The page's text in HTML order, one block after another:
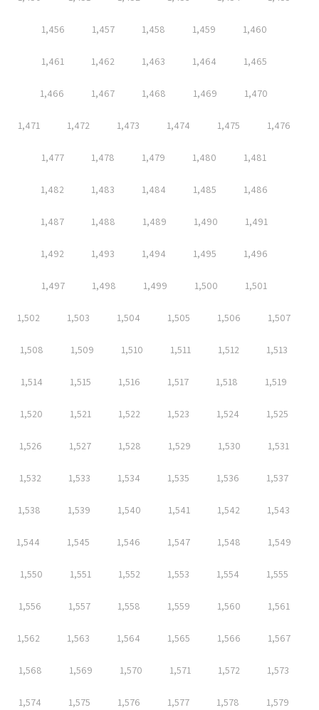
1,456 1,457 1,458 1,459 1,460
1,461 1,462 1,463 1,464 1,465
1,466 1,467 1,468 1,469 1,470
1,471 1,472 1,473 1,474 1,475 1,476
1,477 1,478 1,479 1,480 1,481
1,482 1,483 1,484 1,485 1,486
1,487 1,488 1,489 1,490 1,491
1,492 1,493 1,494 1,495 1,496
1,497 1,498 1,499 1,500 1,501
1,502 1,503 1,504 1,505 1,506 1,507
1,508 1,509 1,510 1,511 1,512 1,513
1,514 1,515 1,516 1,517 1,518 1,519
1,520 1,521 1,522 1,523 1,524 1,525
1,526 1,527 1,528 1,529 1,530 1,531
1,532 1,533 1,534 1,535 1,536 1,537
1,538 1,539 1,540 1,541 1,542 1,543
1,544 1,545 1,546 1,547 1,548 1,549
1,550 1,551 1,552 1,553 1,554 1,555
1,556 1,557 1,558 1,559 1,560 1,561
1,562 1,563 1,564 1,565 1,566 1,567
1,568 1,569 1,570 1,571 1,572 1,573
1,574 1,575 1,576 1,577 1,578 1,579